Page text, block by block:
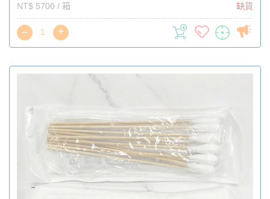
NT$ 5700 / 箱 缺貨
– +